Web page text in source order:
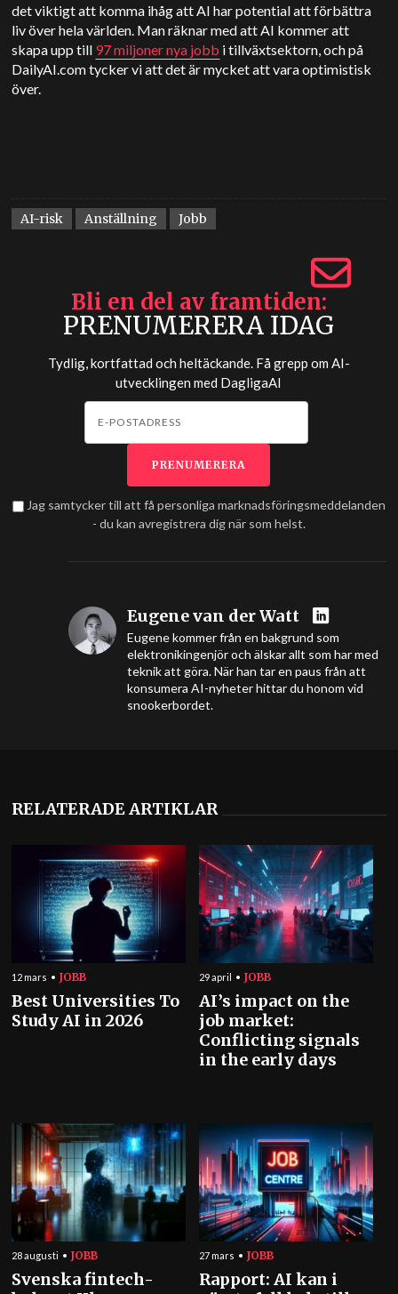
det viktigt att komma ihåg att AI har potential att förbättra
liv över hela världen. Man räknar med att AI kommer att
skapa upp till 97 miljoner nya jobb i tillväxtsektorn, och på
DailyAI.com tycker vi att det är mycket att vara optimistisk
över.
AI-risk Anställning Jobb
Bli en del av framtiden
PRENUMERERA IDAG
Tydlig, kortfattad och heltäckande. Få grepp om AI-
utvecklingen med DagligaAI
Jag samtycker till att få personliga marknadsföringsmeddelanden
- du kan avregistrera dig när som helst.
Eugene van der Watt
Eugene kommer från en bakgrund som
elektronikingenjör och älskar allt som har med
teknik att göra. När han tar en paus från att
konsumera AI-nyheter hittar du honom vid
snookerbordet.
RELATERADE ARTIKLAR
12 mars JOBB
Best Universities To
Study AI in 2026
29 april JOBB
AI’s impact on the
job market:
Conflicting signals
in the early days
28 augusti JOBB
Svenska fintech-
27 mars JOBB
Rapport: AI kan i